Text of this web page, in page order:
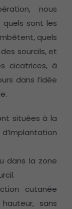
nous
quels sont les
quels
sourcils, et
cicatrices, à
dans l’idée
situées à la
dans la zone
cutanée
sans